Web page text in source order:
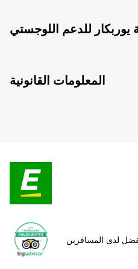
للدعم اللوجستي
المعلومات القانونية
لدى المسافرين